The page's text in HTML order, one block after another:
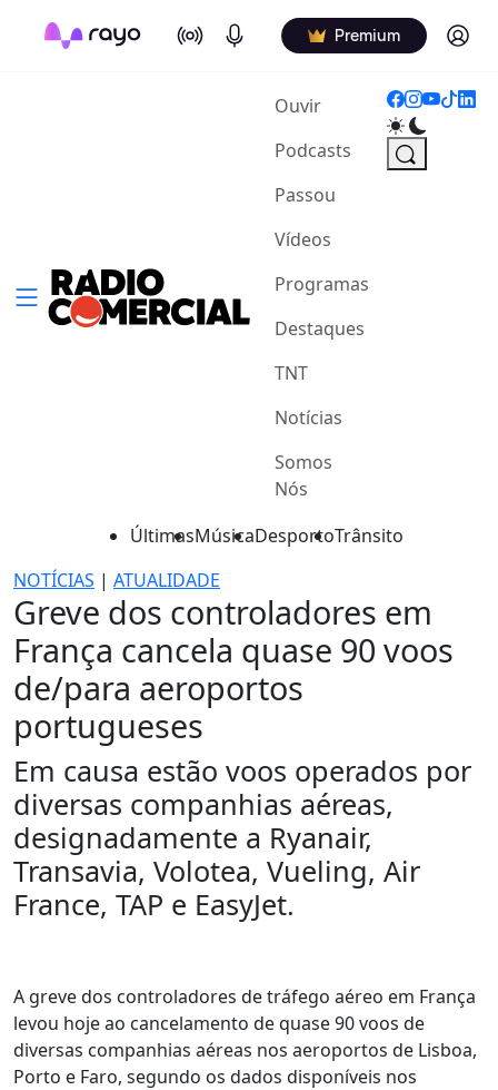
On Air Podcasts Premium Log in
Ouvir(current)
Podcasts
Passou
Vídeos
Programas
Destaques
TNT
Notícias
Somos
Nós
ÚltimasMúsicaDesportoTrânsito
NOTÍCIAS | ATUALIDADE
Greve dos controladores em
França cancela quase 90 voos
de/para aeroportos
portugueses
Em causa estão voos operados por
diversas companhias aéreas,
designadamente a Ryanair,
Transavia, Volotea, Vueling, Air
France, TAP e EasyJet.
A greve dos controladores de tráfego aéreo em França
levou hoje ao cancelamento de quase 90 voos de
diversas companhias aéreas nos aeroportos de Lisboa,
Porto e Faro, segundo os dados disponíveis nos